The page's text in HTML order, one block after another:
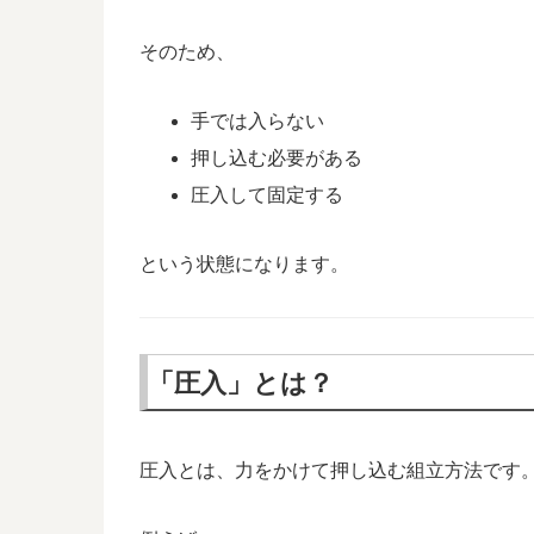
そのため、
手では入らない
押し込む必要がある
圧入して固定する
という状態になります。
「圧入」とは？
圧入とは、力をかけて押し込む組立方法です